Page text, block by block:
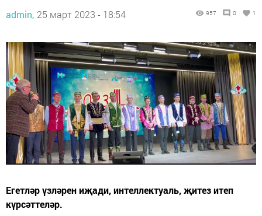
admin, 25 март 2023 - 18:54 957 0 1
Егетләр үзләрен иҗади, интеллектуаль, җитез итеп
күрсәттеләр.